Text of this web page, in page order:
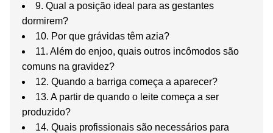
9. Qual a posição ideal para as gestantes
dormirem?
10. Por que grávidas têm azia?
11. Além do enjoo, quais outros incômodos são
comuns na gravidez?
12. Quando a barriga começa a aparecer?
13. A partir de quando o leite começa a ser
produzido?
14. Quais profissionais são necessários para